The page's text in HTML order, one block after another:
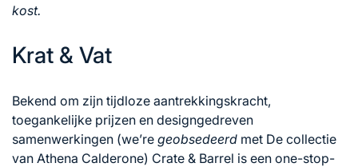
kost.
Krat & Vat
Bekend om zijn tijdloze aantrekkingskracht,
toegankelijke prijzen en designgedreven
samenwerkingen (we’re geobsedeerd met De collectie
van Athena Calderone) Crate & Barrel is een one-stop-